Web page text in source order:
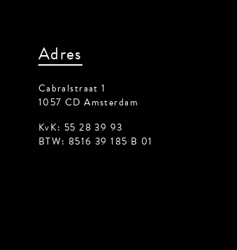
Adres
Cabralstraat 1
1057 CD Amsterdam
KvK: 55 28 39 93
BTW: 8516 39 185 B 01